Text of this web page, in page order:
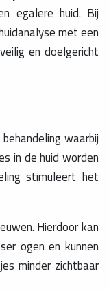
egalere huid. Bij
met een
en doelgericht
waarbij
in de huid worden
stimuleert het
Hierdoor kan
ogen en kunnen
minder zichtbaar